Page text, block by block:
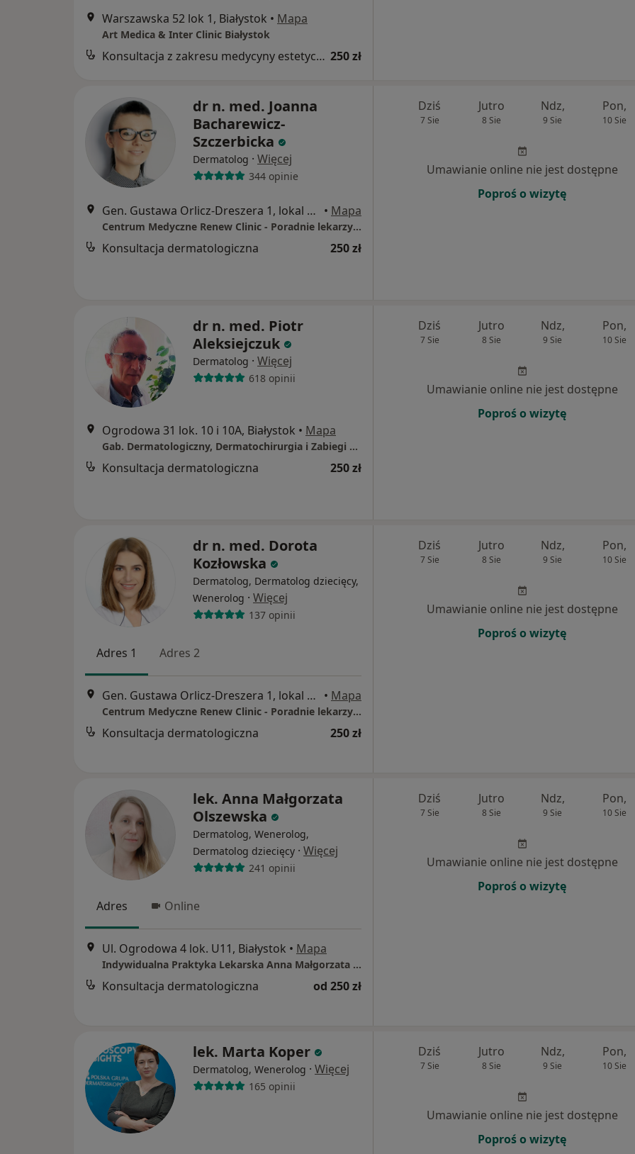
Warszawska 52 lok 1, Białystok • Mapa
Art Medica & Inter Clinic Białystok
Konsultacja z zakresu medycyny estetycznej 250 zł
dr n. med. Joanna
Bacharewicz-
Szczerbicka
Dermatolog · Więcej
344 opinie
Gen. Gustawa Orlicz-Dreszera 1, lokal 8, Białystok • Mapa
Centrum Medyczne Renew Clinic - Poradnie lekarzy specjalistów, Klinika medycyny estetycznej
Konsultacja dermatologiczna 250 zł
Dziś
7 Sie
Jutro
8 Sie
Ndz,
9 Sie
Pon,
10 Sie
Umawianie online nie jest dostępne
Poproś o wizytę
dr n. med. Piotr
Aleksiejczuk
Dermatolog · Więcej
618 opinii
Ogrodowa 31 lok. 10 i 10A, Białystok • Mapa
Gab. Dermatologiczny, Dermatochirurgia i Zabiegi Laserowe - dr P. Aleksiejczuk
Konsultacja dermatologiczna 250 zł
Dziś
7 Sie
Jutro
8 Sie
Ndz,
9 Sie
Pon,
10 Sie
Umawianie online nie jest dostępne
Poproś o wizytę
dr n. med. Dorota
Kozłowska
Dermatolog, Dermatolog dziecięcy,
Wenerolog · Więcej
137 opinii
Adres 1 Adres 2
Gen. Gustawa Orlicz-Dreszera 1, lokal 8, Białystok • Mapa
Centrum Medyczne Renew Clinic - Poradnie lekarzy specjalistów, Klinika medycyny estetycznej
Konsultacja dermatologiczna 250 zł
Dziś
7 Sie
Jutro
8 Sie
Ndz,
9 Sie
Pon,
10 Sie
Umawianie online nie jest dostępne
Poproś o wizytę
lek. Anna Małgorzata
Olszewska
Dermatolog, Wenerolog,
Dermatolog dziecięcy · Więcej
241 opinii
Adres Online
Ul. Ogrodowa 4 lok. U11, Białystok • Mapa
Indywidualna Praktyka Lekarska Anna Małgorzata Olszewska
Konsultacja dermatologiczna od 250 zł
Dziś
7 Sie
Jutro
8 Sie
Ndz,
9 Sie
Pon,
10 Sie
Umawianie online nie jest dostępne
Poproś o wizytę
lek. Marta Koper
Dermatolog, Wenerolog · Więcej
165 opinii
Dziś
7 Sie
Jutro
8 Sie
Ndz,
9 Sie
Pon,
10 Sie
Umawianie online nie jest dostępne
Poproś o wizytę